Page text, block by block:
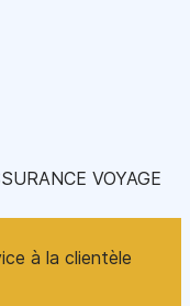
VOYAGE
à la clientèle